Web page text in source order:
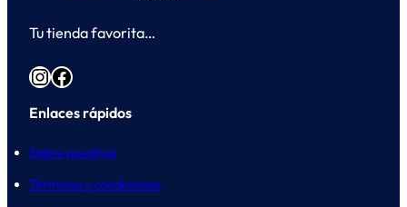
Tu tienda favorita…
InstagramFacebook
Enlaces rápidos
Sobre nosotros
Términos y condiciones